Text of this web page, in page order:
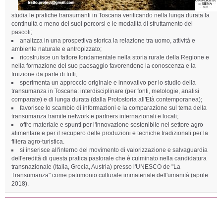
studia le pratiche transumanti in Toscana verificando nella lunga durata la
continuità o meno dei suoi percorsi e le modalità di sfruttamento dei
pascoli;
analizza in una prospettiva storica la relazione tra uomo, attività e
ambiente naturale e antropizzato;
ricostruisce un fattore fondamentale nella storia rurale della Regione e
nella formazione del suo paesaggio favorendone la conoscenza e la
fruizione da parte di tutti;
sperimenta un approccio originale e innovativo per lo studio della
transumanza in Toscana: interdisciplinare (per fonti, metologie, analisi
comparate) e di lunga durata (dalla Protostoria all'Età contemporanea);
favorisce lo scambio di informazioni e la comparazione sul tema della
transumanza tramite network e partners internazionali e locali;
offre materiale e spunti per l'innovazione sostenibile nel settore agro-
alimentare e per il recupero delle produzioni e tecniche tradizionali per la
filiera agro-turistica.
si inserisce all'interno del movimento di valorizzazione e salvaguardia
dell'eredità di questa pratica pastorale che è culminato nella candidatura
transnazionale (Italia, Grecia, Austria) presso l'UNESCO de "La
Transumanza" come patrimonio culturale immateriale dell'umanità (aprile
2018).